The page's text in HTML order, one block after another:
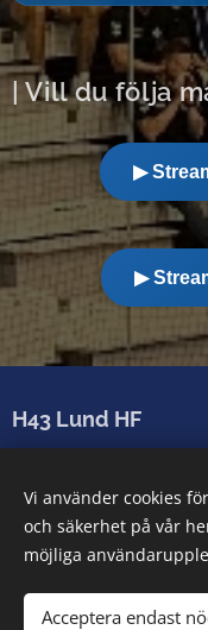
| Vill du följa
▶
▶
H43 Lund HF
Arenatorget 2-6,
info@h43lund.se
Vi använder cookies
och säkerhet på vår
möjliga
Acceptera endast